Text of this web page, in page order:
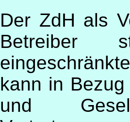
Der ZdH als
Betreiber
kann in
und